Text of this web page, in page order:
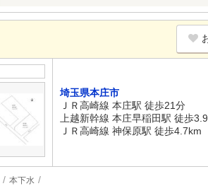
埼玉県本庄市
ＪＲ高崎線 本庄駅 徒歩21分
上越新幹線 本庄早稲田駅 徒歩
ＪＲ高崎線 神保原駅 徒歩4.7km
本下水